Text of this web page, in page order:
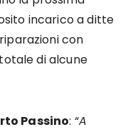
incarico a ditte
con
di alcune
Passino: “A